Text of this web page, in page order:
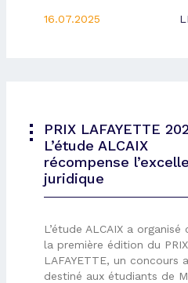
16.07.2025
PRIX LAFAYETTE
L’étude ALCAIX
récompense
juridique
L’étude ALCAIX a
la première édition du PRIX
LAFAYETTE, un concours
destiné aux étudiants de